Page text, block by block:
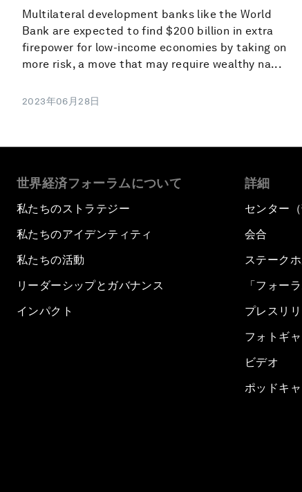
Multilateral development banks like the World
Bank are expected to find $200 billion in extra
firepower for low-income economies by taking on
more risk, a move that may require wealthy na...
2023年06月28日
世界経済フォーラムについて
私たちのストラテジー
私たちのアイデンティティ
私たちの活動
リーダーシップとガバナンス
インパクト
詳細
センター（
会合
ステーク
「フォー
プレスリ
フォトギ
ビデオ
ポッドキャ